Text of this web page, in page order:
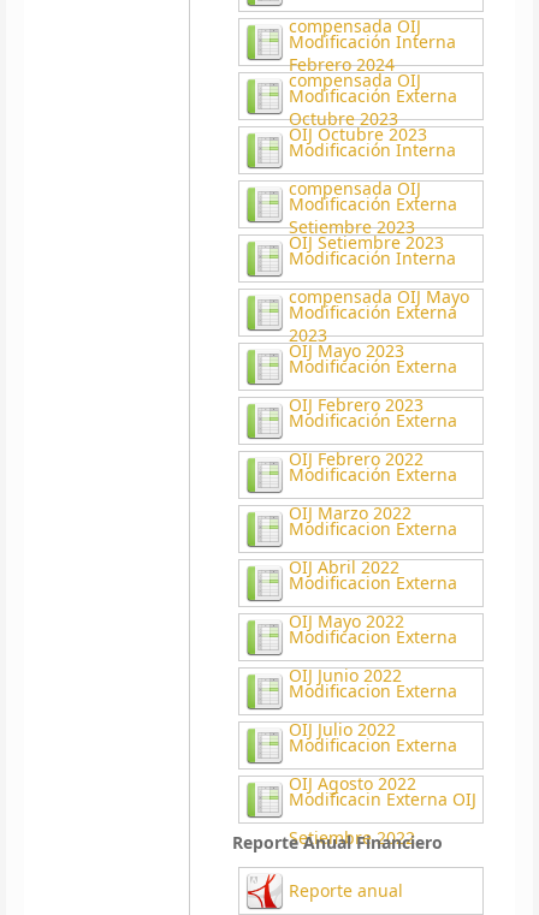
compensada OIJ
Febrero 2024
Modificación Interna
compensada OIJ
Octubre 2023
Modificación Externa
OIJ Octubre 2023
Modificación Interna
compensada OIJ
Setiembre 2023
Modificación Externa
OIJ Setiembre 2023
Modificación Interna
compensada OIJ Mayo
2023
Modificación Externa
OIJ Mayo 2023
Modificación Externa
OIJ Febrero 2023
Modificación Externa
OIJ Febrero 2022
Modificación Externa
OIJ Marzo 2022
Modificacion Externa
OIJ Abril 2022
Modificacion Externa
OIJ Mayo 2022
Modificacion Externa
OIJ Junio 2022
Modificacion Externa
OIJ Julio 2022
Modificacion Externa
OIJ Agosto 2022
Modificacin Externa OIJ
Setiembre 2022
Reporte Anual Financiero
Reporte anual